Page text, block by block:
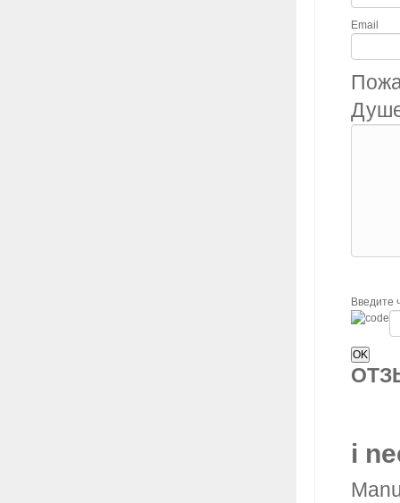
Email
Введите
i